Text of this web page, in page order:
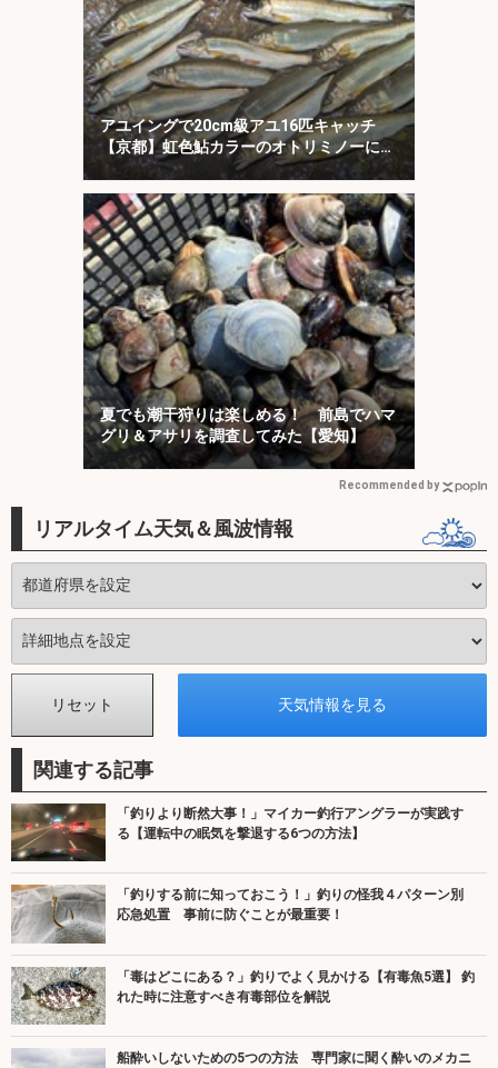
アユイングで20cm級アユ16匹キャッチ
【京都】虹色鮎カラーのオトリミノーにヒ
ット集中！
夏でも潮干狩りは楽しめる！ 前島でハマ
グリ＆アサリを調査してみた【愛知】
Recommended by
リアルタイム天気＆風波情報
関連する記事
「釣りより断然大事！」マイカー釣行アングラーが実践す
る【運転中の眠気を撃退する6つの方法】
「釣りする前に知っておこう！」釣りの怪我４パターン別
応急処置 事前に防ぐことが最重要！
「毒はどこにある？」釣りでよく見かける【有毒魚5選】 釣
れた時に注意すべき有毒部位を解説
船酔いしないための5つの方法 専門家に聞く酔いのメカニ